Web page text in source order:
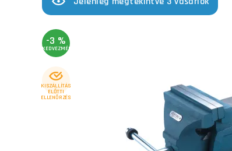
-3 %
KEDVEZMÉNY
KISZÁLLÍTÁS
ELŐTTI
ELLENŐRZÉS